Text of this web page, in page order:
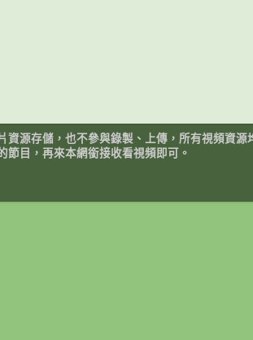
資源存儲，也不參與錄製、上傳，所有視頻資
節目，再來本網銜接收看視頻即可。